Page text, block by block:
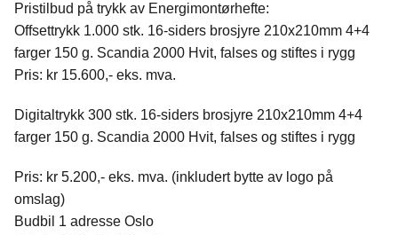
Pristilbud på trykk av Energimontørhefte:
Offsettrykk 1.000 stk. 16-siders brosjyre 210x210mm 4+4
farger 150 g. Scandia 2000 Hvit, falses og stiftes i rygg
Pris: kr 15.600,- eks. mva.
Digitaltrykk 300 stk. 16-siders brosjyre 210x210mm 4+4
farger 150 g. Scandia 2000 Hvit, falses og stiftes i rygg
Pris: kr 5.200,- eks. mva. (inkludert bytte av logo på
omslag)
Budbil 1 adresse Oslo